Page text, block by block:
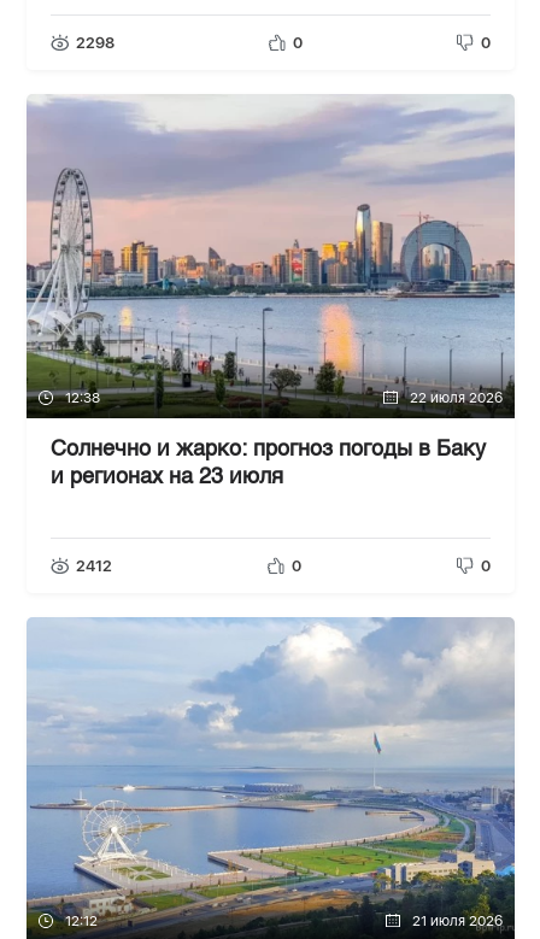
2298 0 0
12:38 22 июля 2026
Солнечно и жарко: прогноз погоды в Баку
и регионах на 23 июля
2412 0 0
12:12 21 июля 2026